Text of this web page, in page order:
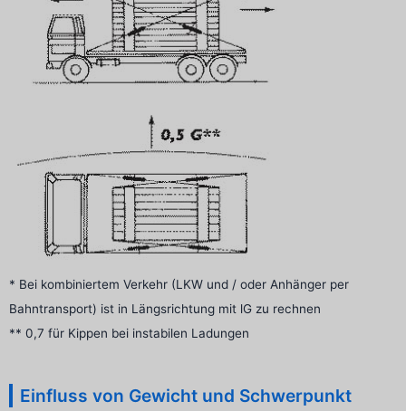
* Bei kombiniertem Verkehr (LKW und / oder Anhänger per
Bahntransport) ist in Längsrichtung mit lG zu rechnen
** 0,7 für Kippen bei instabilen Ladungen
Einfluss von Gewicht und Schwerpunkt